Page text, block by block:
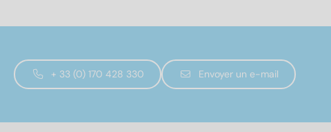
+ 33 (0) 170 428 330 Envoyer un e-mail